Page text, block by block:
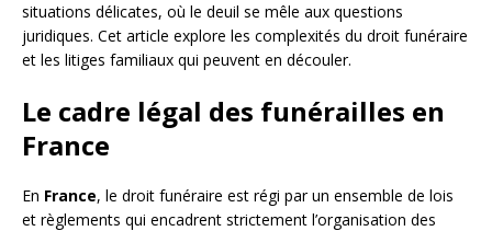
situations délicates, où le deuil se mêle aux questions
juridiques. Cet article explore les complexités du droit funéraire
et les litiges familiaux qui peuvent en découler.
Le cadre légal des funérailles en
France
En France, le droit funéraire est régi par un ensemble de lois
et règlements qui encadrent strictement l’organisation des